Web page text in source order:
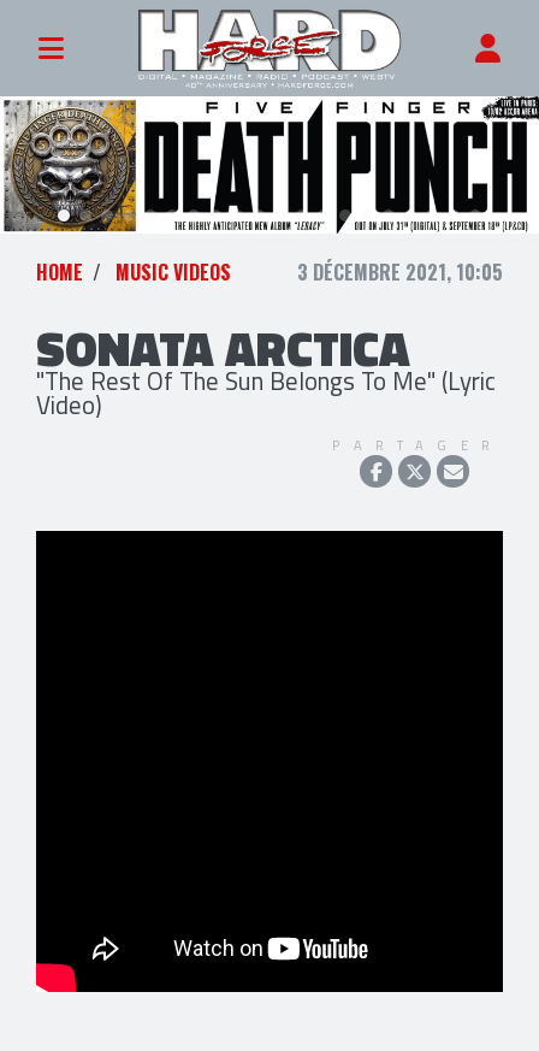
HOME MUSIC VIDEOS 3 DÉCEMBRE 2021, 10:05
SONATA ARCTICA
"The Rest Of The Sun Belongs To Me" (Lyric
Video)
PARTAGER